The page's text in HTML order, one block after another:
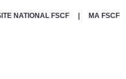
NATIONAL FSCF MA FSCF